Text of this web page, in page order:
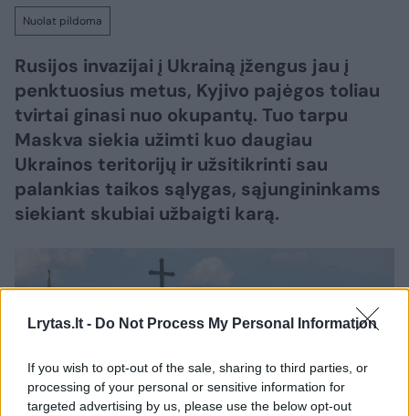
Lrytas.lt - Do Not Process My Personal Information
If you wish to opt-out of the sale, sharing to third parties, or
processing of your personal or sensitive information for
targeted advertising by us, please use the below opt-out
Nuolat pildoma
Rusijos invazijai į Ukrainą įžengus jau į
penktuosius metus, Kyjivo pajėgos toliau
tvirtai ginasi nuo okupantų. Tuo tarpu
Maskva siekia užimti kuo daugiau
Ukrainos teritorijų ir užsitikrinti sau
palankias taikos sąlygas, sąjungininkams
siekiant skubiai užbaigti karą.​​​​​​​​​​​​​​​​​​​​​​​​​​​